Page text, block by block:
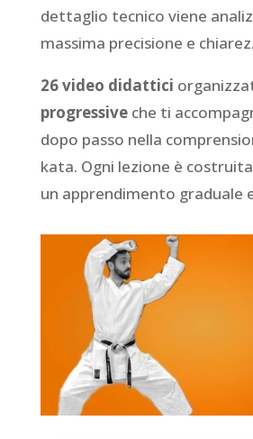
dettaglio tecnico viene
massima precisione e
26 video didattici
progressiveche ti
dopo passo nella
kata. Ogni lezione è
un apprendimento graduale